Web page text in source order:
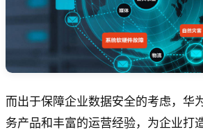
而出于保障企业数据安全的考虑，华
务产品和丰富的运营经验，为企业打